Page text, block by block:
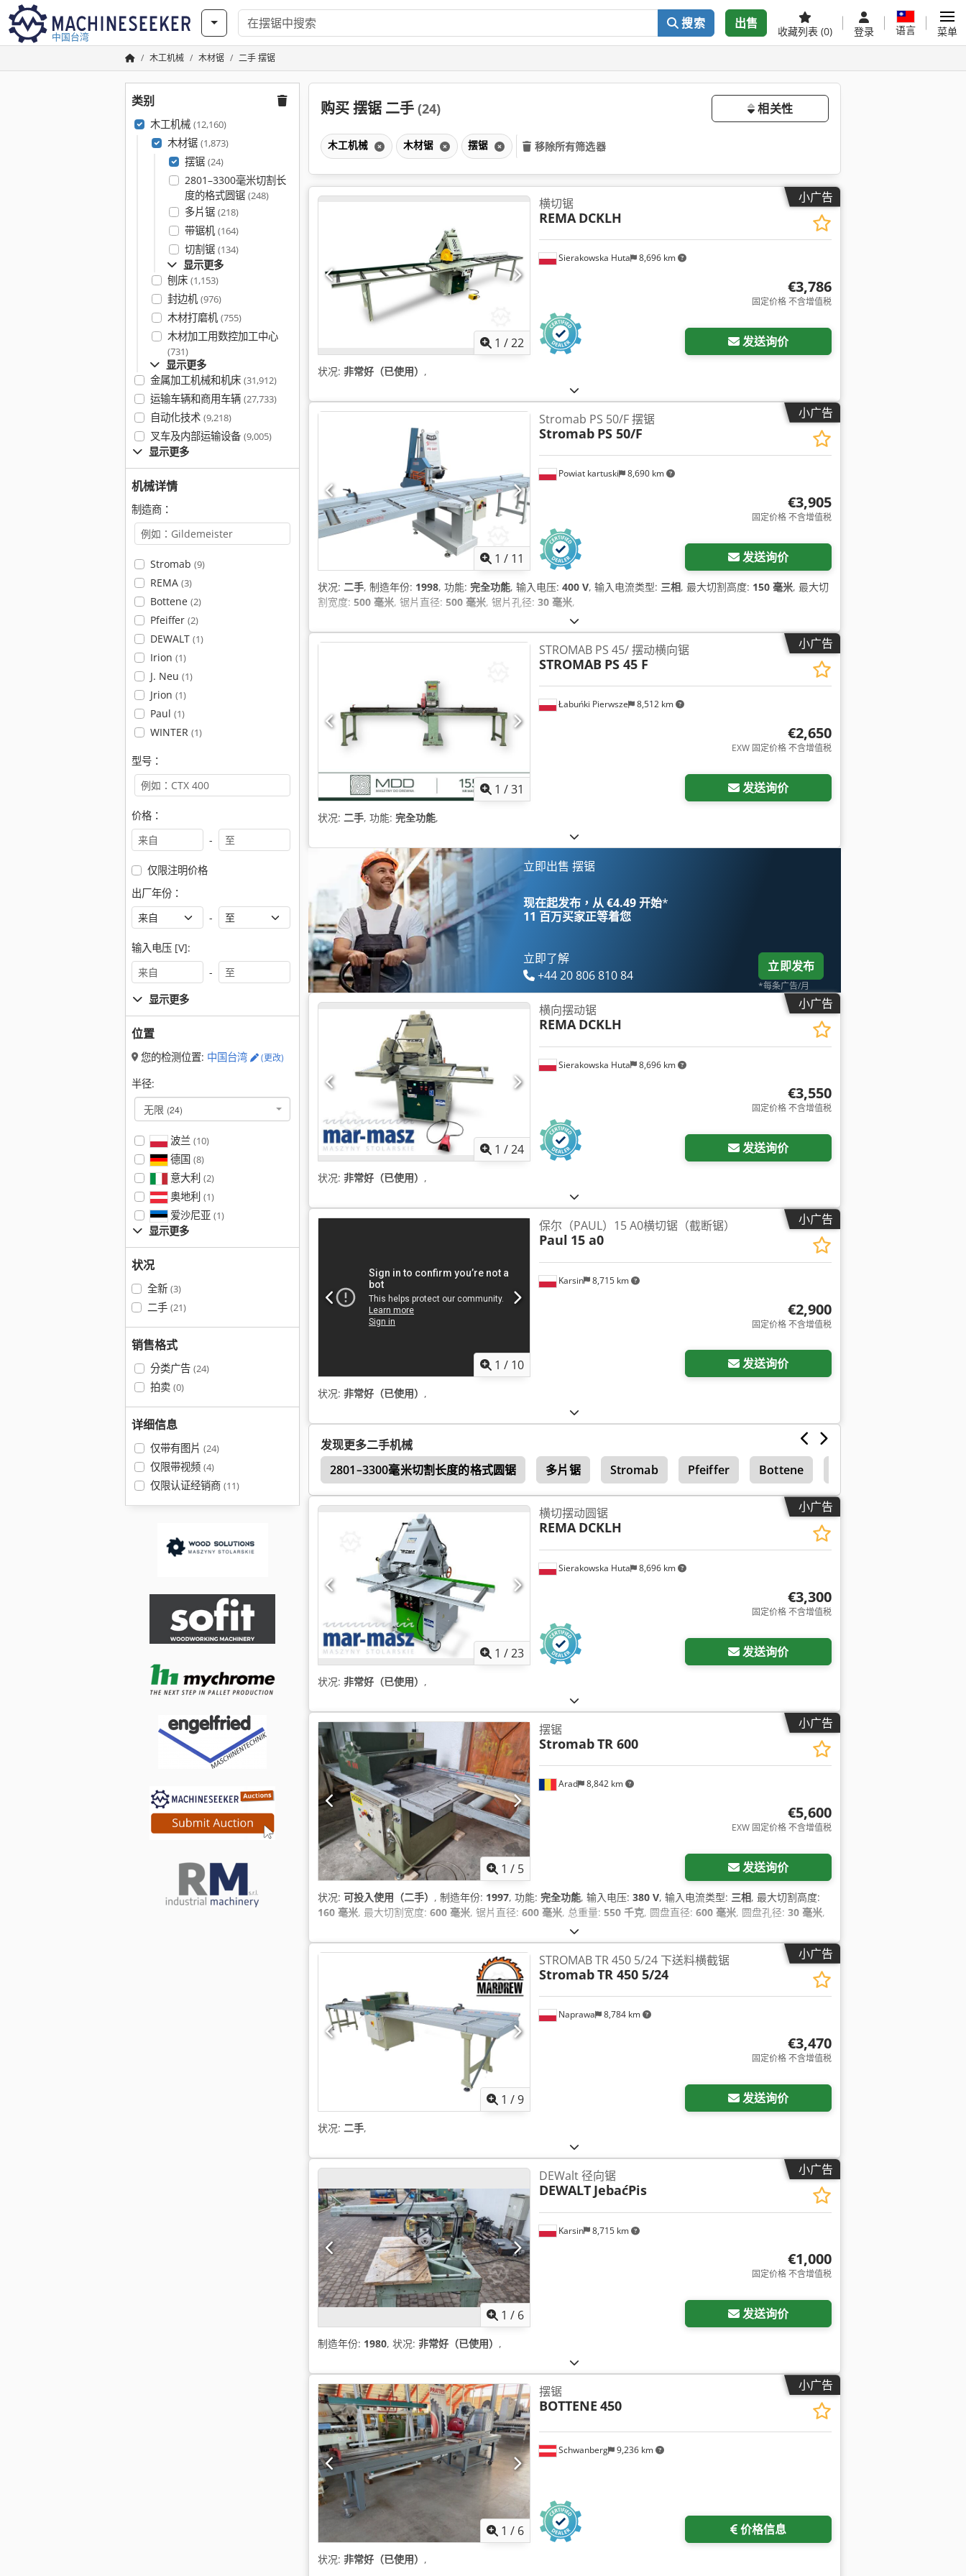
中国台湾
搜索 出售
收藏列表 (0) 登录 语言 菜单
木工机械 木材锯 二手 摆锯
类别
木工机械 (12,160)
木材锯 (1,873)
摆锯 (24)
2801–3300毫米切割长
度的格式圆锯 (248)
多片锯 (218)
带锯机 (164)
切割锯 (134)
显示更多
刨床 (1,153)
封边机 (976)
木材打磨机 (755)
木材加工用数控加工中心
(731)
显示更多
金属加工机械和机床 (31,912)
运输车辆和商用车辆 (27,733)
自动化技术 (9,218)
叉车及内部运输设备 (9,005)
显示更多
机械详情
制造商：
Stromab (9)
REMA (3)
Bottene (2)
Pfeiffer (2)
DEWALT (1)
Irion (1)
J. Neu (1)
Jrion (1)
Paul (1)
WINTER (1)
型号：
价格：
-
仅限注明价格
出厂年份：
-
输入电压 [V]:
-
显示更多
位置
您的检测位置: 中国台湾 (更改)
半径:
无限 (24)
波兰 (10)
德国 (8)
意大利 (2)
奥地利 (1)
爱沙尼亚 (1)
显示更多
状况
全新 (3)
二手 (21)
销售格式
分类广告 (24)
拍卖 (0)
详细信息
仅带有图片 (24)
仅限带视频 (4)
仅限认证经销商 (11)
购买 摆锯 二手 (24) 相关性
木工机械 木材锯 摆锯 移除所有筛选器
小广告
1 /22
Sierakowska Huta 8,696 km
横切锯
REMA DCKLH
€3,786
固定价格 不含增值税
发送询价
状况: 非常好（已使用） ,
小广告
1 / 11
Powiat kartuski 8,690 km
Stromab PS 50/F 摆锯
Stromab PS 50/F
€3,905
固定价格 不含增值税
发送询价
状况: 二手, 制造年份: 1998, 功能: 完全功能, 输入电压: 400 V, 输入电流类型: 三相, 最大切割高度: 150 毫米, 最大切
割宽度: 500 毫米, 锯片直径: 500 毫米, 锯片孔径: 30 毫米,
小广告
1 /31
Łabuńki Pierwsze 8,512 km
STROMAB PS 45/ 摆动横向锯
STROMAB PS 45 F
€2,650
EXW 固定价格 不含增值税
发送询价
状况: 二手, 功能: 完全功能,
立即出售 摆锯
现在起发布，从 €4.49 开始*
11 百万买家正等着您
立即了解
+44 20 806 810 84
立即发布
*每条广告/月
小广告
1 /24
Sierakowska Huta 8,696 km
横向摆动锯
REMA DCKLH
€3,550
固定价格 不含增值税
发送询价
状况: 非常好（已使用） ,
小广告
1 / 10
Karsin 8,715 km
保尔（PAUL）15 A0横切锯（截断锯）
Paul 15 a0
€2,900
固定价格 不含增值税
发送询价
状况: 非常好（已使用） ,
发现更多二手机械
2801–3300毫米切割长度的格式圆锯
多片锯 Stromab Pfeiffer Bottene
Dewalt 1600
小广告
1 /23
Sierakowska Huta 8,696 km
横切摆动圆锯
REMA DCKLH
€3,300
固定价格 不含增值税
发送询价
状况: 非常好（已使用） ,
小广告
1 / 5
Arad 8,842 km
摆锯
StromabTR 600
€5,600
EXW 固定价格 不含增值税
发送询价
状况: 可投入使用（二手） , 制造年份: 1997, 功能: 完全功能, 输入电压: 380 V, 输入电流类型: 三相, 最大切割高度:
160 毫米, 最大切割宽度: 600 毫米, 锯片直径: 600 毫米, 总重量: 550 千克, 圆盘直径: 600 毫米, 圆盘孔径: 30 毫米,
小广告
1 /9
Naprawa 8,784 km
STROMAB TR 450 5/24 下送料横截锯
StromabTR 450 5/24
€3,470
固定价格 不含增值税
发送询价
状况: 二手,
小广告
1 / 6
Karsin 8,715 km
DEWalt 径向锯
DEWALT JebaćPis
€1,000
固定价格 不含增值税
发送询价
制造年份: 1980, 状况: 非常好（已使用） ,
小广告
1 / 6
Schwanberg 9,236 km
摆锯
BOTTENE 450
价格信息
状况: 非常好（已使用） ,